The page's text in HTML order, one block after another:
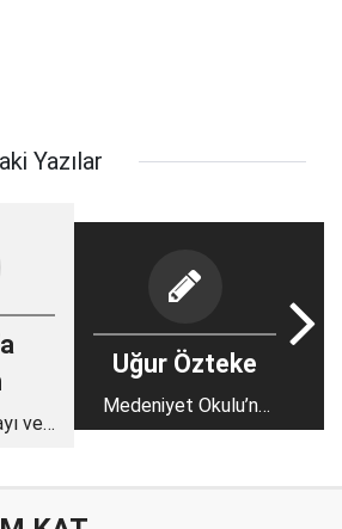
Yazılar
ve
Uğur Özteke
Medeniyet Okulu’nu
kaç kişi biliyor?